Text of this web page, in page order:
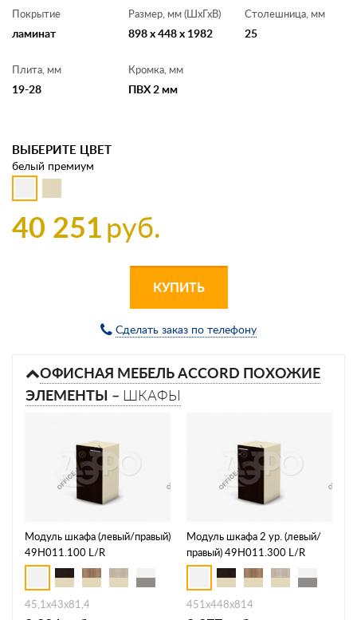
Покрытие
ламинат
Размер, мм (ШхГхВ)
898 x 448 x 1982
Столешница, мм
25
Плита, мм
19-28
Кромка, мм
ПВХ 2 мм
ВЫБЕРИТЕ ЦВЕТ
белый премиум
40 251руб.
КУПИТЬ
Сделать заказ по телефону
ОФИСНАЯ МЕБЕЛЬ ACCORD ПОХОЖИЕ
ЭЛЕМЕНТЫ – ШКАФЫ
Модуль шкафа (левый/правый)
49H011.100 L/R
45,1х43х81,4
Модуль шкафа 2 ур. (левый/
правый) 49H011.300 L/R
451х448х814